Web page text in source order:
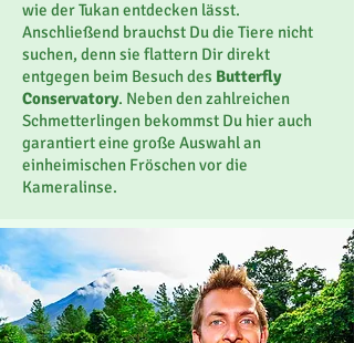
wie der Tukan entdecken lässt.
Anschließend brauchst Du die Tiere nicht
suchen, denn sie flattern Dir direkt
entgegen beim Besuch des Butterfly
Conservatory. Neben den zahlreichen
Schmetterlingen bekommst Du hier auch
garantiert eine große Auswahl an
einheimischen Fröschen vor die
Kameralinse.